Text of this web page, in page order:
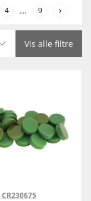
4 ... 9
Vis alle filtre
CR230675